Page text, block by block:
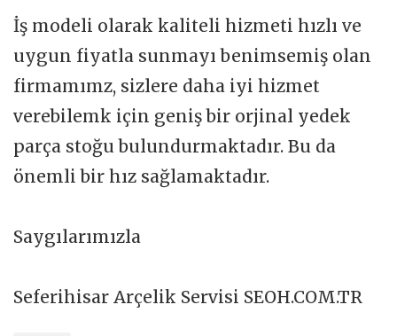
İş modeli olarak kaliteli hizmeti hızlı ve
uygun fiyatla sunmayı benimsemiş olan
firmamımz, sizlere daha iyi hizmet
verebilemk için geniş bir orjinal yedek
parça stoğu bulundurmaktadır. Bu da
önemli bir hız sağlamaktadır.
Saygılarımızla
Seferihisar Arçelik Servisi SEOH.COM.TR